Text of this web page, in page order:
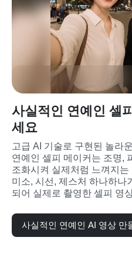
사실적인 연예인 셀
세요
고급 AI 기술로 구현된 놀라
연예인 셀피 메이커는 조명,
조화시켜 실제처럼 느껴지
미소, 시선, 제스처 하나하나
되어 실제로 촬영한 셀피 영
사실적인 연예인 AI 영상 만